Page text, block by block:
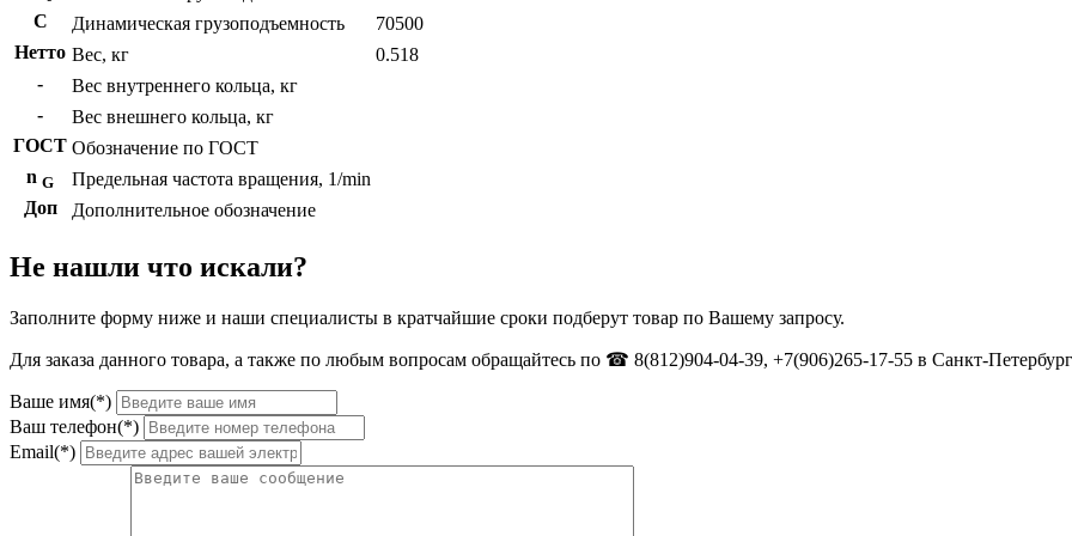
C
Динамическая грузоподъемность
70500
Нетто Вес, кг
0.518
-
Вес внутреннего кольца, кг
-
Вес внешнего кольца, кг
ГОСТ Обозначение по ГОСТ
n G
Предельная частота вращения, 1/min
Доп
Дополнительное обозначение
Не нашли что искали?
Заполните форму ниже и наши специалисты в кратчайшие сроки подберут товар по Вашему запросу.
Для заказа данного товара, а также по любым вопросам обращайтесь по ☎ 8(812)904-04-39, +7(906)265-17-55 в Санкт-
Ваше имя(*)
Ваш телефон(*)
Email(*)